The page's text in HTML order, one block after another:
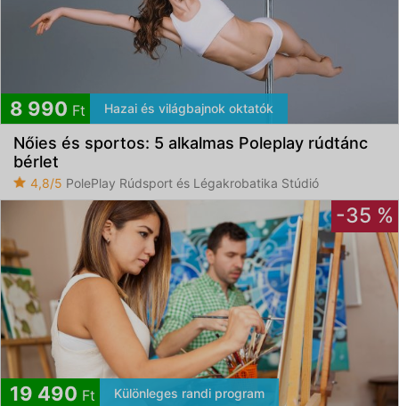
8 990 Ft Hazai és világbajnok oktatók
Nőies és sportos: 5 alkalmas Poleplay rúdtánc
bérlet
4,8/5 PolePlay Rúdsport és Légakrobatika Stúdió
-35 %
19 490 Ft Különleges randi program